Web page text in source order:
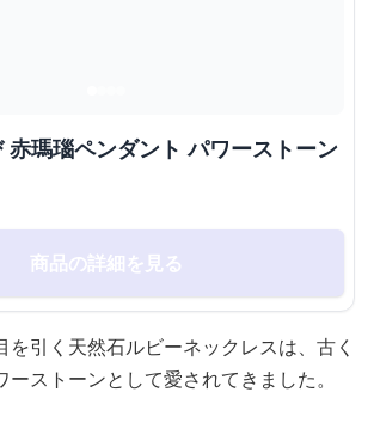
赤瑪瑙ペンダント パワーストーン
商品の詳細を見る
を引く天然石ルビーネックレスは、古く
ストーンとして愛されてきました。